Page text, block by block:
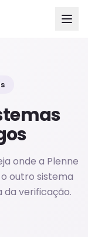
onde a Plenne
outro sistema
da verificação.